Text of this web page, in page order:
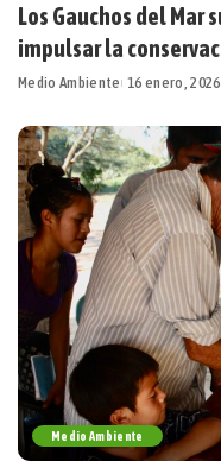
Los Gauchos del
impulsar la
Medio Ambiente 16 enero, 2026
Medio Ambiente